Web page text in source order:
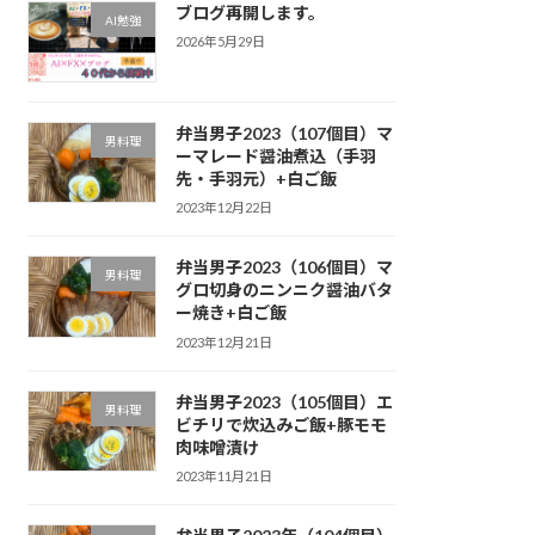
AI勉強 ブログ再開します。
2026年5月29日
男料理
弁当男子2023（107個目）マ
ーマレード醤油煮込（手羽
先・手羽元）+白ご飯
2023年12月22日
男料理
弁当男子2023（106個目）マ
グロ切身のニンニク醤油バタ
ー焼き+白ご飯
2023年12月21日
男料理
弁当男子2023（105個目）エ
ビチリで炊込みご飯+豚モモ
肉味噌漬け
2023年11月21日